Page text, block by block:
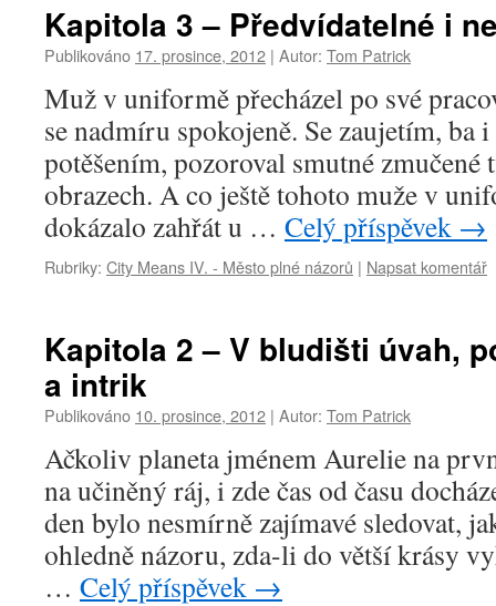
Kapitola 3 – Předvídatelné i
Publikováno 17. prosince, 2012 | Autor: Tom Patrick
Muž v uniformě přecházel po své
se nadmíru spokojeně. Se zaujetím, ba
potěšením, pozoroval smutné
obrazech. A co ještě tohoto muže v
dokázalo zahřát u … Celý příspěvek →
Rubriky: City Means IV. - Město plné názorů | Napsat komentář
Kapitola 2 – V bludišti úvah,
a intrik
Publikováno 10. prosince, 2012 | Autor: Tom Patrick
Ačkoliv planeta jménem Aurelie na
na učiněný ráj, i zde čas od času
den bylo nesmírně zajímavé sledovat,
ohledně názoru, zda-li do větší krásy
… Celý příspěvek →